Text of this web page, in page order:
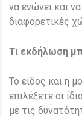
να ενώνει και
διαφορετικές
Τι εκδήλωση
Το είδος και η
επιλέξετε οι
με τις